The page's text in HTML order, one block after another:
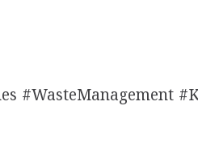
#WasteManagement